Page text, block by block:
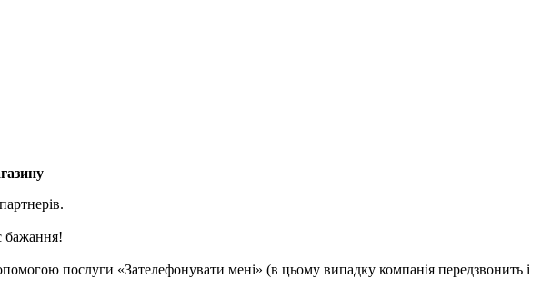
бажання!
послуги «Зателефонувати мені» (в цьому випадку компанія передзвонить і